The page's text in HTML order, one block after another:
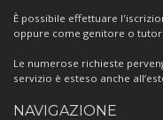
È possibile effettuare
oppure come genitore o
Le numerose richieste
servizio è esteso anche
NAVIGAZIONE